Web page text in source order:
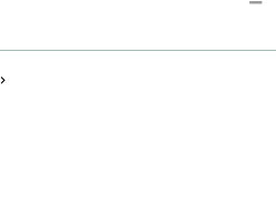
chevron_right